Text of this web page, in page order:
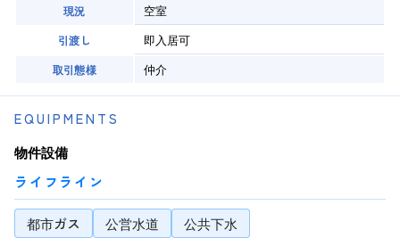
現況 空室
引渡し 即入居可
取引態様 仲介
EQUIPMENTS
物件設備
ライフライン
都市ガス 公営水道
公共下水